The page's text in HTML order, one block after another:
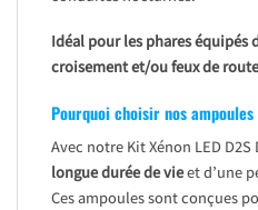
Idéal pour les phares équipés
croisement et/ou feux de
Pourquoi choisir nos ampoules
Avec notre Kit Xénon LED D2S
longue durée de vieet d’une
Ces ampoules sont conçues